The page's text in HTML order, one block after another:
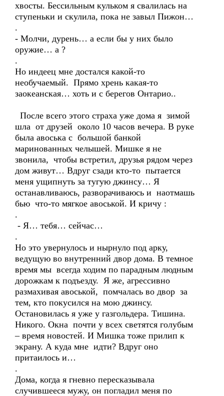
хвосты. Бессильным кульком я свалилась на
ступеньки и скулила, пока не завыл Пижон…
.
- Молчи, дурень… а если бы у них было
оружие… а ?
.
Но индеец мне достался какой-то
необучаемый. Прямо хрень какая-то
заокеанская… хоть и с берегов Онтарио..
После всего этого страха уже дома я зимой
шла от друзей около 10 часов вечера. В руке
была авоська с большой банкой
маринованных челышей. Мишке я не
звонила, чтобы встретил, друзья рядом через
дом живут… Вдруг сзади кто-то пытается
меня ущипнуть за тугую джинсу… Я
останавливаюсь, разворачиваюсь и наотмашь
бью что-то мягкое авоськой. И кричу :
.
- Я… тебя… сейчас…
.
Но это увернулось и нырнуло под арку,
ведущую во внутренний двор дома. В темное
время мы всегда ходим по парадным людным
дорожкам к подъезду. Я же, агрессивно
размахивая авоськой, помчалась во двор за
тем, кто покусился на мою джинсу.
Остановилась я уже у газгольдера. Тишина.
Никого. Окна почти у всех светятся голубым
– время новостей. И Мишка тоже прилип к
экрану. А куда мне идти? Вдруг оно
притаилось и…
.
Дома, когда я гневно пересказывала
случившееся мужу, он погладил меня по